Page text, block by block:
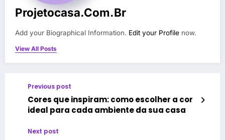
Projetocasa.com.br
Add your Biographical Information. Edit your Profile now.
View All Posts
Previous post
Cores que inspiram: como escolher a cor
ideal para cada ambiente da sua casa
Next post